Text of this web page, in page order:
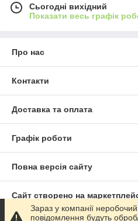
Сьогодні вихідний
Показати весь графік
Про нас
Контакти
Доставка та оплата
Графік роботи
Повна версія сайту
Сайт створено на
Зараз у компанії
повідомлення будуть